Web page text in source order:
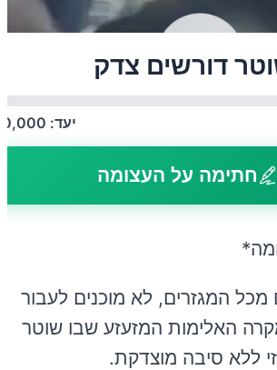
דורשים צדק
יעד:
חתימה על העצומה
מכל המגזרים, לא מוכנים לעבור
האלימות המזעזע שבו שוטר
ללא סיבה מוצדקת.